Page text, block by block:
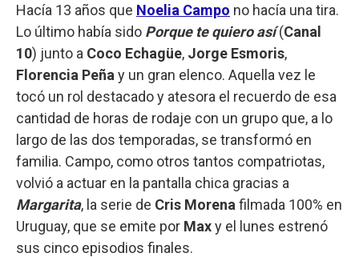
Hacía 13 años que Noelia Campo no hacía una tira.
Lo último había sido Porque te quiero así(Canal
10) junto a Coco Echagüe, Jorge Esmoris,
Florencia Peña y un gran elenco. Aquella vez le
tocó un rol destacado y atesora el recuerdo de esa
cantidad de horas de rodaje con un grupo que, a lo
largo de las dos temporadas, se transformó en
familia. Campo, como otros tantos compatriotas,
volvió a actuar en la pantalla chica gracias a
Margarita, la serie de Cris Morena filmada 100% en
Uruguay, que se emite por Maxy el lunes estrenó
sus cinco episodios finales.